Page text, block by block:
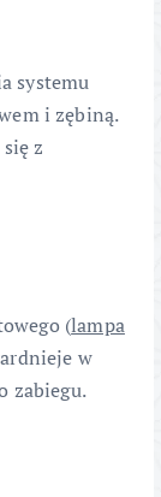
systemu
i zębiną.
z
(lampa
w
zabiegu.